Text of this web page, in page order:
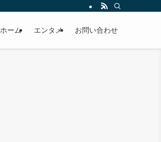
ホーム エンタメ お問い合わせ